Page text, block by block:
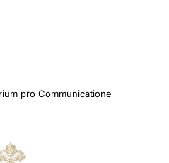
pro Communicatione